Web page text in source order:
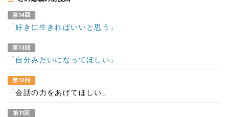
第14回
「好きに生きればいいと思う」
第13回
「自分みたいになってほしい」
第12回
「会話の力をあげてほしい」
第11回